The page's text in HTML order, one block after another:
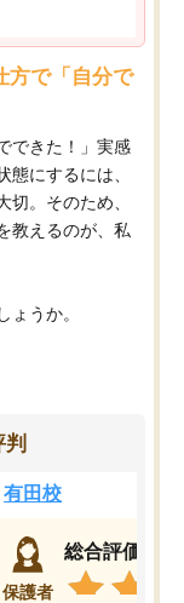
方で「自分で
できた！」実感
にするには、
。そのため、
教えるのが、私
ょうか。
有田校
保護者
総合評価